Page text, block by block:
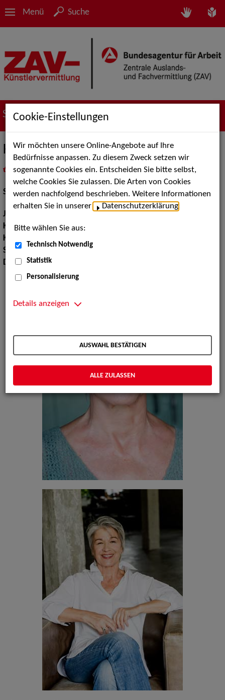
Menü Suche
Suche nach Künstler*innen
Krista Posch
als PDF speichern
inMeine Merklistelegen
Schauspiel:Film und TV
Jahrgang:
Körpergröße:166 cm
Konfektionsgröße:
Sprachen:
Englisch, Italienisch
Dialekte:Tirolerisch
Cookie-Einstellungen
Wir möchten unsere Online-Angebote auf Ihre
Bedürfnisse anpassen. Zu diesem Zweck setzen wir
sogenannte Cookies ein. Entscheiden Sie bitte selbst,
welche Cookies Sie zulassen. Die Arten von Cookies
werden nachfolgend beschrieben. Weitere Informationen
erhalten Sie in unserer
Datenschutzerklärung
Bitte wählen Sie aus:
Technisch Notwendig
Statistik
Personalisierung
Details anzeigen
AUSWAHL BESTÄTIGEN
ALLE ZULASSEN